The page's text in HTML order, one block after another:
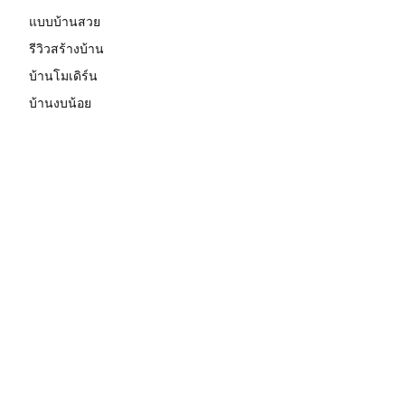
แบบบ้านสวย
รีวิวสร้างบ้าน
บ้านโมเดิร์น
บ้านงบน้อย